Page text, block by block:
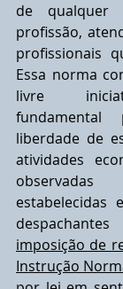
de qualquer
profissão,
profissionais
Essa norma
livre
liberdade de
atividades
estabelecidas
imposição de
Instrução